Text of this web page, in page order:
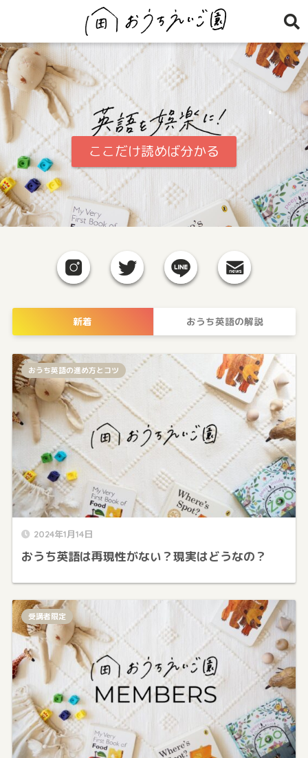
.
ここだけ読めば分かる
新着 おうち英語の解説
2024年1月14日
おうち英語は再現性がない？現実はどうなの？
おうち英語の進め方とコツ
受講者限定